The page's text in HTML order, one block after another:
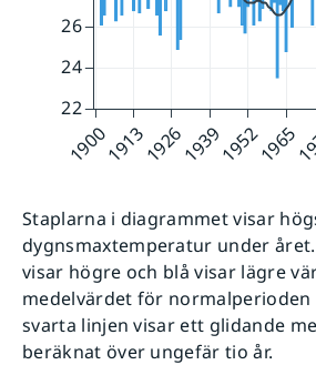
Staplarna i diagrammet visar
dygnsmaxtemperatur under
visar högre och blå visar lägre
medelvärdet för normalperioden
svarta linjen visar ett glidande
beräknat över ungefär tio år.